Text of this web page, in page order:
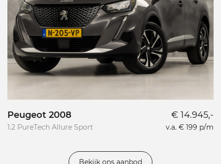
Peugeot 2008
1.2 PureTech Allure Sport
€ 14.945,-
v.a. € 199 p/m
Bekijk ons aanbod